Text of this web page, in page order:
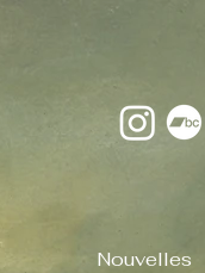
Nouvelles